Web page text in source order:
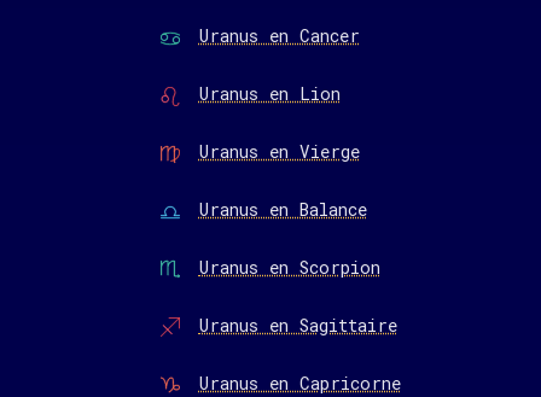
Uranus en Cancer
Uranus en Lion
Uranus en Vierge
Uranus en Balance
Uranus en Scorpion
Uranus en Sagittaire
Uranus en Capricorne